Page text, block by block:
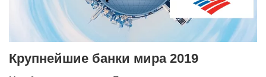
Крупнейшие банки мира 2019